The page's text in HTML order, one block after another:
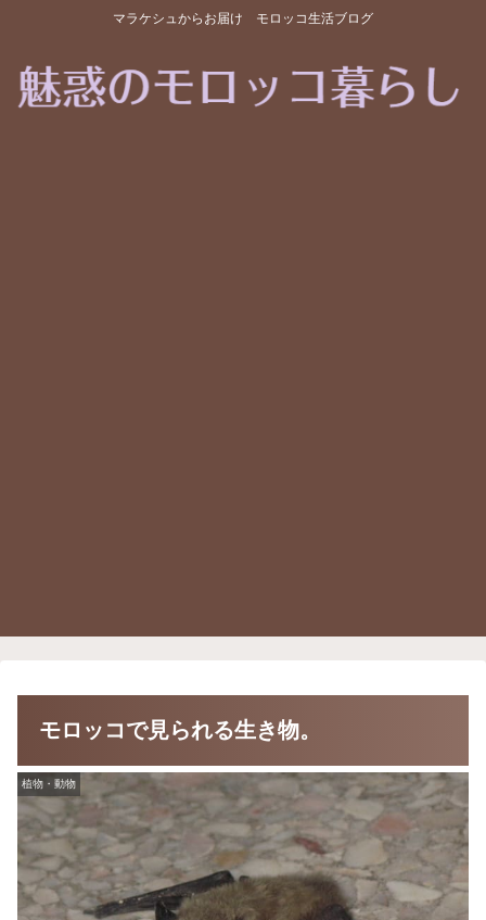
マラケシュからお届け モロッコ生活ブログ
モロッコで見られる生き物。
植物・動物